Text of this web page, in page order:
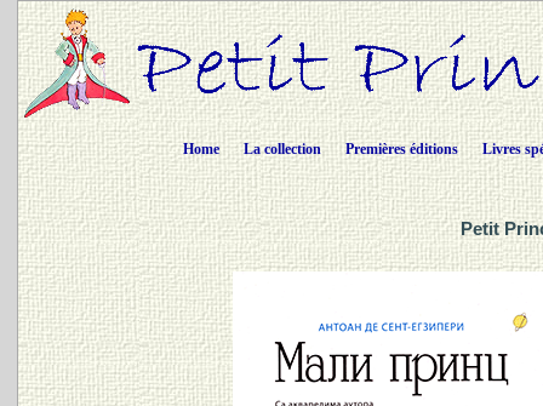
Home La collection Premières éditions Livres
Petit